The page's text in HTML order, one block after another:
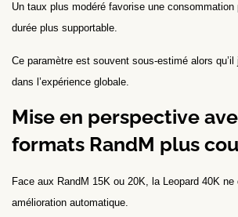
Un taux plus modéré favorise une
durée plus supportable.
Ce paramètre est souvent sous-estimé alors qu’il
dans l’expérience globale.
Mise en perspective
formats RandM plus
Face aux RandM 15K ou 20K, la Leopard 40K
amélioration automatique.